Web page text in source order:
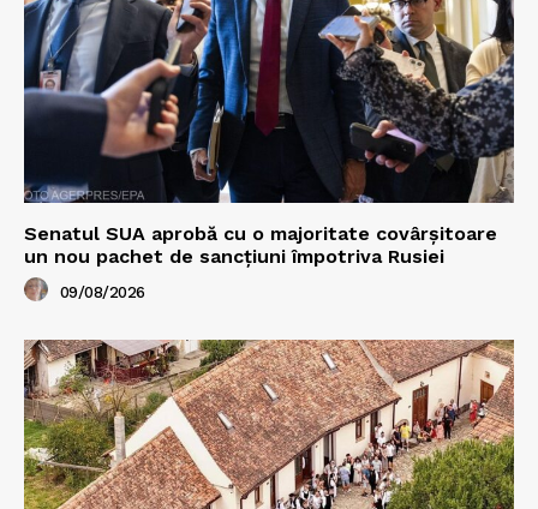
Senatul SUA aprobă cu o majoritate covârșitoare
un nou pachet de sancțiuni împotriva Rusiei
09/08/2026